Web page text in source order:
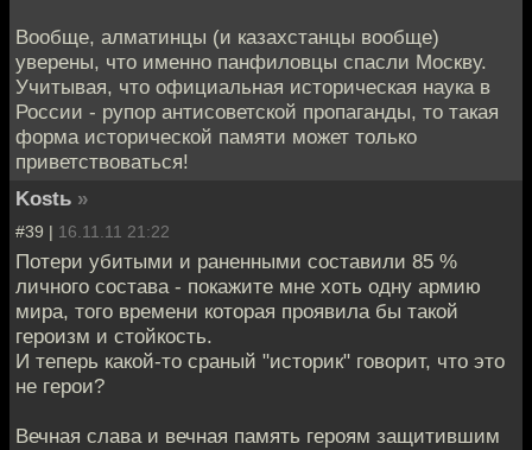
Вообще, алматинцы (и казахстанцы вообще)
уверены, что именно панфиловцы спасли Москву.
Учитывая, что официальная историческая наука в
России - рупор антисоветской пропаганды, то такая
форма исторической памяти может только
приветствоваться!
Kostь »
#39 | 16.11.11 21:22
Потери убитыми и раненными составили 85 %
личного состава - покажите мне хоть одну армию
мира, того времени которая проявила бы такой
героизм и стойкость.
И теперь какой-то сраный "историк" говорит, что это
не герои?
Вечная слава и вечная память героям защитившим